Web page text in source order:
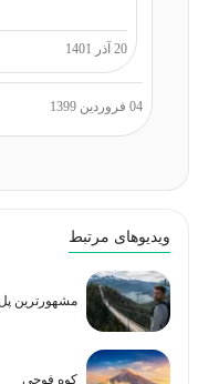
20 آذر 1401
04 فروردین 1399
ویدیوهای مرتبط
مشهورترین پل‌های
کوه فوجی